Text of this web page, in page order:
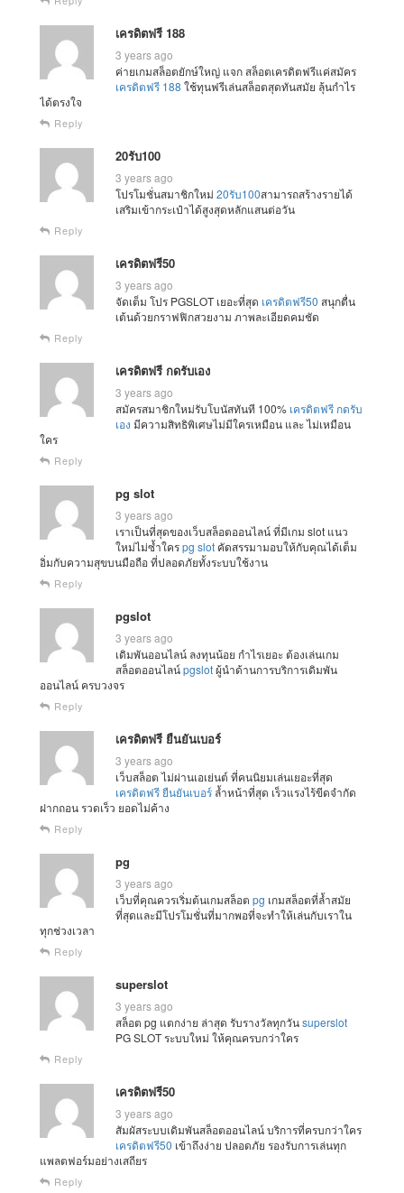
เครดิตฟรี 188
3 years ago
ค่ายเกมสล็อตยักษ์ใหญ่ แจก สล็อตเครดิตฟรีแค่สมัคร
เครดิตฟรี 188 ใช้ทุนฟรีเล่นสล็อตสุดทันสมัย ลุ้นกำไร
ได้ตรงใจ
Reply
20รับ100
3 years ago
โปรโมชั่นสมาชิกใหม่ 20รับ100สามารถสร้างรายได้
เสริมเข้ากระเป๋าได้สูงสุดหลักแสนต่อวัน
Reply
เครดิตฟรี50
3 years ago
จัดเต็ม โปร PGSLOT เยอะที่สุด เครดิตฟรี50 สนุกตื่น
เต้นด้วยกราฟฟิกสวยงาม ภาพละเอียดคมชัด
Reply
เครดิตฟรี กดรับเอง
3 years ago
สมัครสมาชิกใหม่รับโบนัสทันที 100% เครดิตฟรี กดรับ
เอง มีความสิทธิพิเศษไม่มีใครเหมือน และ ไม่เหมือน
ใคร
Reply
pg slot
3 years ago
เราเป็นที่สุดของเว็บสล็อตออนไลน์ ที่มีเกม slot แนว
ใหม่ไม่ซ้ำใครpg slot คัดสรรมามอบให้กับคุณได้เต็ม
อิ่มกับความสุขบนมือถือ ที่ปลอดภัยทั้งระบบใช้งาน
Reply
pgslot
3 years ago
เดิมพันออนไลน์ ลงทุนน้อย กำไรเยอะ ต้องเล่นเกม
สล็อตออนไลน์pgslotผู้นำด้านการบริการเดิมพัน
ออนไลน์ ครบวงจร
Reply
เครดิตฟรี ยืนยันเบอร์
3 years ago
เว็บสล็อต ไม่ผ่านเอเย่นต์ ที่คนนิยมเล่นเยอะที่สุด
เครดิตฟรี ยืนยันเบอร์ ล้ำหน้าที่สุด เร็วแรงไร้ขีดจำกัด
ฝากถอน รวดเร็ว ยอดไม่ค้าง
Reply
pg
3 years ago
เว็บที่คุณควรเริ่มต้นเกมสล็อต pg เกมสล็อตที่ล้ำสมัย
ที่สุดและมีโปรโมชั่นที่มากพอที่จะทำให้เล่นกับเราใน
ทุกช่วงเวลา
Reply
superslot
3 years ago
สล็อต pg แตกง่าย ล่าสุด รับรางวัลทุกวันsuperslot
PG SLOT ระบบใหม่ ให้คุณครบกว่าใคร
Reply
เครดิตฟรี50
3 years ago
สัมผัสระบบเดิมพันสล็อตออนไลน์ บริการที่ครบกว่าใคร
เครดิตฟรี50 เข้าถึงง่าย ปลอดภัย รองรับการเล่นทุก
แพลตฟอร์มอย่างเสถียร
Reply